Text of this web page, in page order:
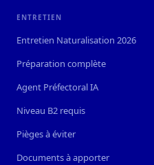
ENTRETIEN
Entretien Naturalisation 2026
Préparation complète
Agent Préfectoral IA
Niveau B2 requis
Pièges à éviter
Documents à apporter